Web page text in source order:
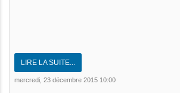
LIRE LA SUITE...
mercredi, 23 décembre 2015 10:00